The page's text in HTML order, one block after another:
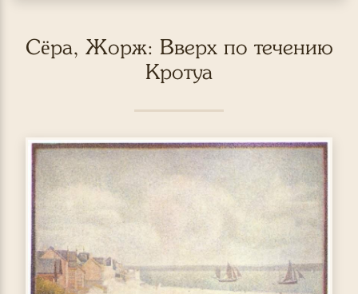
Сёра, Жорж: Вверх по течению
Кротуа